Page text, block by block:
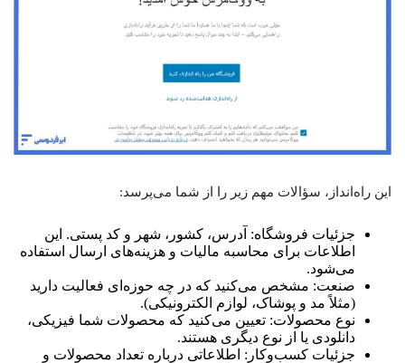
این راه‌انداز، سؤالات مهم زیر را از شما می‌پرسد:
جزئیات فروشگاه: آدرس، کشور، شهر و کد پستی. این
اطلاعات برای محاسبه مالیات و هزینه‌های ارسال استفاده
می‌شود.
صنعت: مشخص می‌کنید که در چه حوزه‌ای فعالیت دارید
(مثلاً مد و پوشاک، لوازم الکترونیکی).
نوع محصولات: تعیین می‌کنید که محصولات شما فیزیکی،
دانلودی یا از نوع دیگری هستند.
جزئیات کسب‌وکار: اطلاعاتی درباره تعداد محصولات و